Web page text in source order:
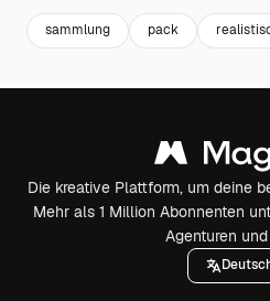
sammlung pack
Die kreative Plattform, um deine
Mehr als 1 Million Abonnenten
Agenturen